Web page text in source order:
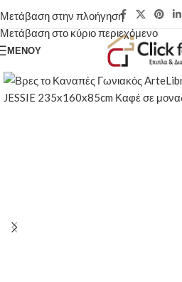
Μετάβαση στην πλοήγηση
Μετάβαση στο κύριο περιεχόμενο
ΜΕΝΟΎ